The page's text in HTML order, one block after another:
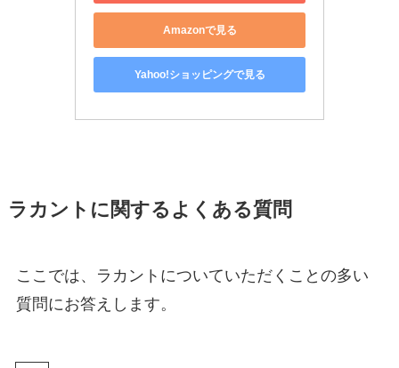
Amazonで見る
Yahoo!ショッピングで見る
ラカントに関するよくある質問
ここでは、ラカントについていただくことの多い
質問にお答えします。